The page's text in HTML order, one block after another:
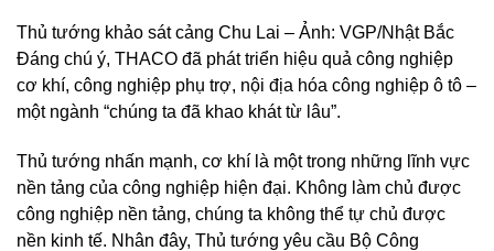
Thủ tướng khảo sát cảng Chu Lai – Ảnh: VGP/Nhật Bắc
Đáng chú ý, THACO đã phát triển hiệu quả công nghiệp
cơ khí, công nghiệp phụ trợ, nội địa hóa công nghiệp ô tô –
một ngành “chúng ta đã khao khát từ lâu”.
Thủ tướng nhấn mạnh, cơ khí là một trong những lĩnh vực
nền tảng của công nghiệp hiện đại. Không làm chủ được
công nghiệp nền tảng, chúng ta không thể tự chủ được
nền kinh tế. Nhân đây, Thủ tướng yêu cầu Bộ Công